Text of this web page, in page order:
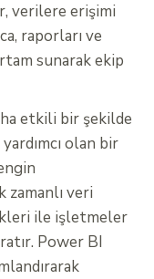
verilere erişimi
raporları ve
sunarak ekip
etkili bir şekilde
olan bir
veri
ile işletmeler
Power BI